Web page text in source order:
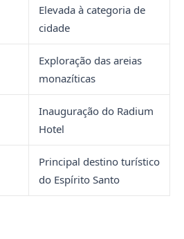
Elevada à categoria de
cidade
Exploração das areias
monazíticas
Inauguração do Radium
Hotel
Principal destino turístico
do Espírito Santo